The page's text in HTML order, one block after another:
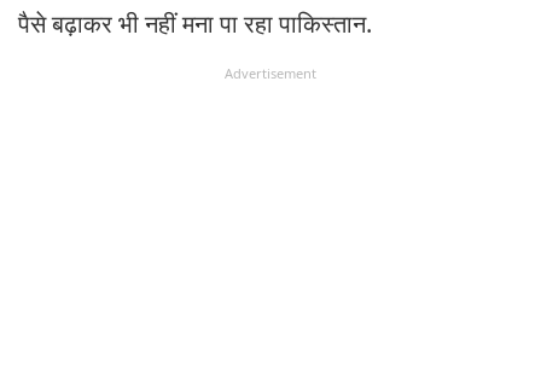
पैसे बढ़ाकर भी नहीं मना पा रहा पाकिस्तान.
Advertisement